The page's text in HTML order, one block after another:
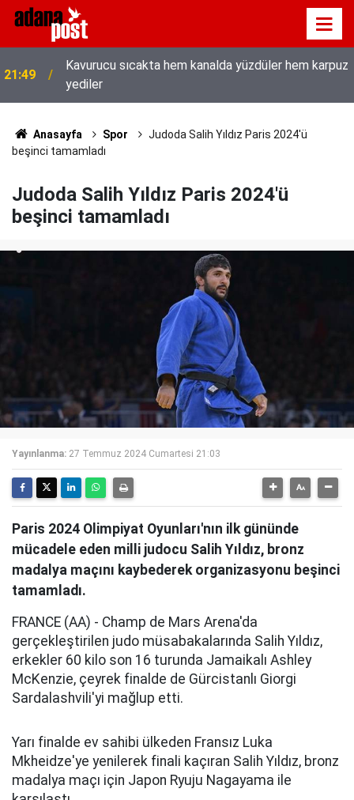
21:49
Kavurucu sıcakta hem kanalda yüzdüler hem karpuz
yediler
Anasayfa Spor
Judoda Salih Yıldız Paris 2024'ü
beşinci tamamladı
Judoda Salih Yıldız Paris 2024'ü
beşinci tamamladı
Yayınlanma: 27 Temmuz 2024 Cumartesi 21:03
Paris 2024 Olimpiyat Oyunları'nın ilk gününde
mücadele eden milli judocu Salih Yıldız, bronz
madalya maçını kaybederek organizasyonu beşinci
tamamladı.
FRANCE (AA) - Champ de Mars Arena'da
gerçekleştirilen judo müsabakalarında Salih Yıldız,
erkekler 60 kilo son 16 turunda Jamaikalı Ashley
McKenzie, çeyrek finalde de Gürcistanlı Giorgi
Sardalashvili'yi mağlup etti.
Yarı finalde ev sahibi ülkeden Fransız Luka
Mkheidze'ye yenilerek finali kaçıran Salih Yıldız, bronz
madalya maçı için Japon Ryuju Nagayama ile